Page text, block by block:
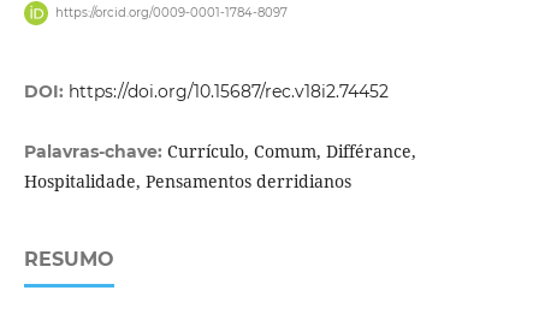
https://orcid.org/0009-0001-1784-8097
DOI: https://doi.org/10.15687/rec.v18i2.74452
Palavras-chave: Currículo, Comum, Différance,
Hospitalidade, Pensamentos derridianos
RESUMO